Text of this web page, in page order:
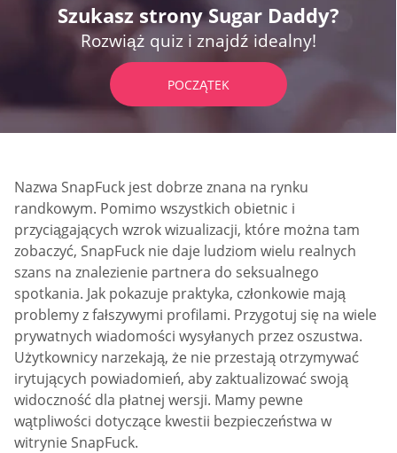
Szukasz strony Sugar Daddy?
Rozwiąż quiz i znajdź idealny!
POCZĄTEK
Nazwa SnapFuck jest dobrze znana na rynku
randkowym. Pomimo wszystkich obietnic i
przyciągających wzrok wizualizacji, które można tam
zobaczyć, SnapFuck nie daje ludziom wielu realnych
szans na znalezienie partnera do seksualnego
spotkania. Jak pokazuje praktyka, członkowie mają
problemy z fałszywymi profilami. Przygotuj się na wiele
prywatnych wiadomości wysyłanych przez oszustwa.
Użytkownicy narzekają, że nie przestają otrzymywać
irytujących powiadomień, aby zaktualizować swoją
widoczność dla płatnej wersji. Mamy pewne
wątpliwości dotyczące kwestii bezpieczeństwa w
witrynie SnapFuck.